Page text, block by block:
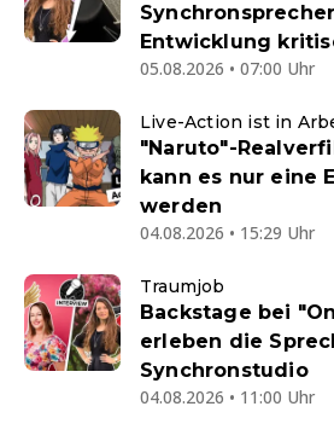
Entwicklung
05.08.2026 • 07:00 Uhr
Live-Action ist in
"Naruto"-
kann es nur eine
werden
04.08.2026 • 15:29 Uhr
Traumjob
Backstage bei
erleben die
Synchronstudio
04.08.2026 • 11:00 Uhr